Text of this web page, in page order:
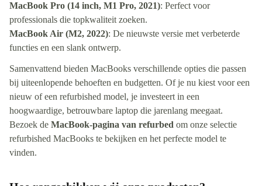
MacBook Pro (14 inch, M1 Pro, 2021): Perfect voor
professionals die topkwaliteit zoeken.
MacBook Air (M2, 2022): De nieuwste versie met verbeterde
functies en een slank ontwerp.
Samenvattend bieden MacBooks verschillende opties die passen
bij uiteenlopende behoeften en budgetten. Of je nu kiest voor een
nieuw of een refurbished model, je investeert in een
hoogwaardige, betrouwbare laptop die jarenlang meegaat.
Bezoek de MacBook-pagina van refurbed om onze selectie
refurbished MacBooks te bekijken en het perfecte model te
vinden.